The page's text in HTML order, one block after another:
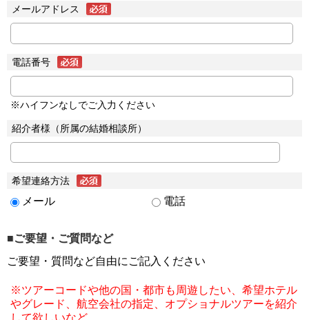
メールアドレス
電話番号
※ハイフンなしでご入力ください
紹介者様（所属の結婚相談所）
希望連絡方法
メール 電話
■ご要望・ご質問など
ご要望・質問など自由にご記入ください
※ツアーコードや他の国・都市も周遊したい、希望ホテル
やグレード、航空会社の指定、オプショナルツアーを紹介